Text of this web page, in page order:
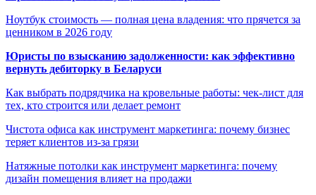
Ноутбук стоимость — полная цена владения: что прячется за
ценником в 2026 году
Юристы по взысканию задолженности: как эффективно
вернуть дебиторку в Беларуси
Как выбрать подрядчика на кровельные работы: чек-лист для
тех, кто строится или делает ремонт
Чистота офиса как инструмент маркетинга: почему бизнес
теряет клиентов из-за грязи
Натяжные потолки как инструмент маркетинга: почему
дизайн помещения влияет на продажи